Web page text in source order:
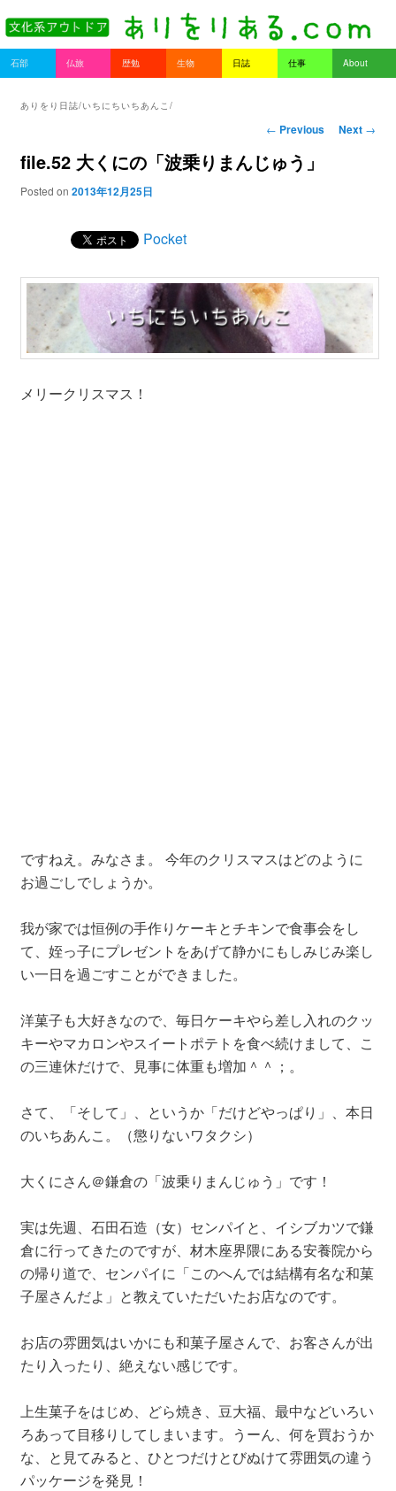
Main menu
Skip to primary content
Skip to secondary content
石部 仏旅 歴勉 生物 日誌 仕事 About
ありをり日誌/いちにちいちあんこ/
Post navigation
← Previous Next →
file.52 大くにの「波乗りまんじゅう」
Posted on 2013年12月25日
Pocket
メリークリスマス！
ですねえ。みなさま。 今年のクリスマスはどのように
お過ごしでしょうか。
我が家では恒例の手作りケーキとチキンで食事会をし
て、姪っ子にプレゼントをあげて静かにもしみじみ楽し
い一日を過ごすことができました。
洋菓子も大好きなので、毎日ケーキやら差し入れのクッ
キーやマカロンやスイートポテトを食べ続けまして、こ
の三連休だけで、見事に体重も増加＾＾；。
さて、「そして」、というか「だけどやっぱり」、本日
のいちあんこ。（懲りないワタクシ）
大くにさん＠鎌倉の「波乗りまんじゅう」です！
実は先週、石田石造（女）センパイと、イシブカツで鎌
倉に行ってきたのですが、材木座界隈にある安養院から
の帰り道で、センパイに「このへんでは結構有名な和菓
子屋さんだよ」と教えていただいたお店なのです。
お店の雰囲気はいかにも和菓子屋さんで、お客さんが出
たり入ったり、絶えない感じです。
上生菓子をはじめ、どら焼き、豆大福、最中などいろい
ろあって目移りしてしまいます。うーん、何を買おうか
な、と見てみると、ひとつだけとびぬけて雰囲気の違う
パッケージを発見！